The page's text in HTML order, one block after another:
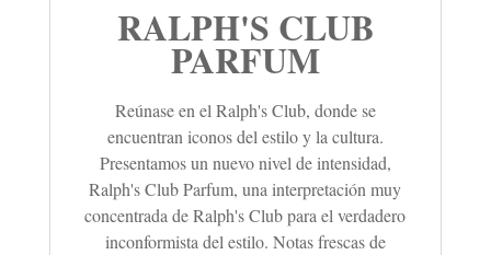
RALPH'S CLUB
PARFUM
Reúnase en el Ralph's Club, donde se
encuentran iconos del estilo y la cultura.
Presentamos un nuevo nivel de intensidad,
Ralph's Club Parfum, una interpretación muy
concentrada de Ralph's Club para el verdadero
inconformista del estilo. Notas frescas de